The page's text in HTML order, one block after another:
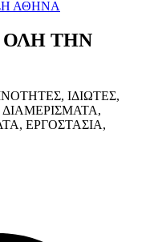
ΟΛΗ ΤΗΝ
ΙΔΙΩΤΕΣ,
ΕΡΓΟΣΤΑΣΙΑ,